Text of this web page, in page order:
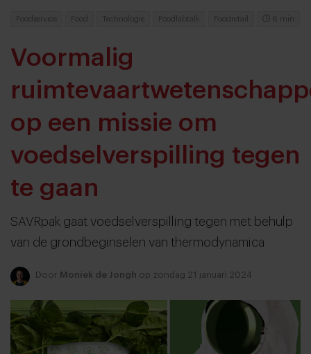
Foodservice Food Technologie Foodlabtalk Foodretail 6 min
Voormalig
op een missie om
voedselverspilling tegen
te gaan
SAVRpak gaat voedselverspilling tegen met behulp
van de grondbeginselen van thermodynamica
Door Moniek de Jongh op zondag 21 januari 2024